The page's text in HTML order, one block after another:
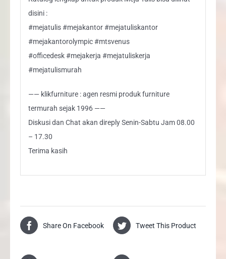
disini :
#mejatulis #mejakantor #mejatuliskantor
#mejakantorolympic #mtsvenus
#officedesk #mejakerja #mejatuliskerja
#mejatulismurah
—— klikfurniture : agen resmi produk furniture
termurah sejak 1996 ——
Diskusi dan Chat akan direply Senin-Sabtu Jam 08.00
– 17.30
Terima kasih
Share On Facebook Tweet This Product